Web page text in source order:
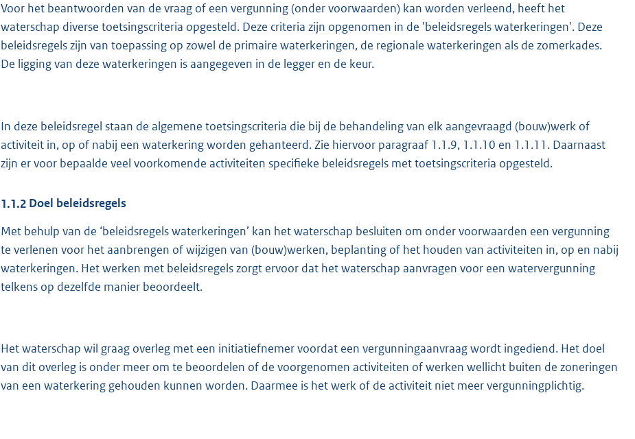
Voor het beantwoorden van de vraag of een vergunning (onder voorwaarden) kan worden verleend, heeft het
waterschap diverse toetsingscriteria opgesteld. Deze criteria zijn opgenomen in de 'beleidsregels waterkeringen'. Deze
beleidsregels zijn van toepassing op zowel de primaire waterkeringen, de regionale waterkeringen als de zomerkades.
De ligging van deze waterkeringen is aangegeven in de legger en de keur.
In deze beleidsregel staan de algemene toetsingscriteria die bij de behandeling van elk aangevraagd (bouw)werk of
activiteit in, op of nabij een waterkering worden gehanteerd. Zie hiervoor paragraaf 1.1.9, 1.1.10 en 1.1.11. Daarnaast
zijn er voor bepaalde veel voorkomende activiteiten specifieke beleidsregels met toetsingscriteria opgesteld.
1.1.2 Doel beleidsregels
Met behulp van de ‘beleidsregels waterkeringen’ kan het waterschap besluiten om onder voorwaarden een vergunning
te verlenen voor het aanbrengen of wijzigen van (bouw)werken, beplanting of het houden van activiteiten in, op en nabij
waterkeringen. Het werken met beleidsregels zorgt ervoor dat het waterschap aanvragen voor een watervergunning
telkens op dezelfde manier beoordeelt.
Het waterschap wil graag overleg met een initiatiefnemer voordat een vergunningaanvraag wordt ingediend. Het doel
van dit overleg is onder meer om te beoordelen of de voorgenomen activiteiten of werken wellicht buiten de zoneringen
van een waterkering gehouden kunnen worden. Daarmee is het werk of de activiteit niet meer vergunningplichtig.